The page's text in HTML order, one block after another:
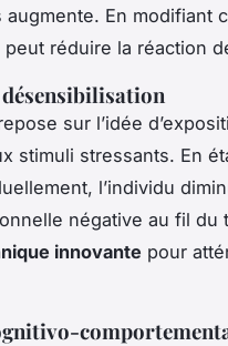
En modifiant
réduire la réaction
sur l’idée
stimuli stressants. En
l’individu
négative au fil du
innovante pour